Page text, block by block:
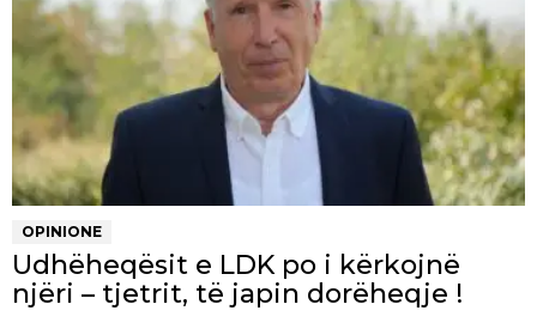
OPINIONE
Udhëheqësit e LDK po i kërkojnë
njëri – tjetrit, të japin dorëheqje !